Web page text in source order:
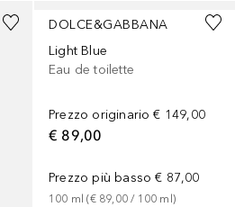
DOLCE&GABBANA
Light Blue
Eau de toilette
Prezzo originario € 149,00
€ 89,00
Prezzo più basso € 87,00
100 ml (€ 89,00 / 100 ml)